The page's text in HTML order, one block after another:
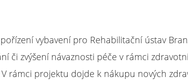
vybavení pro Rehabilitační ústav
či zvýšení návaznosti péče v rámci
rámci projektu dojde k nákupu nových